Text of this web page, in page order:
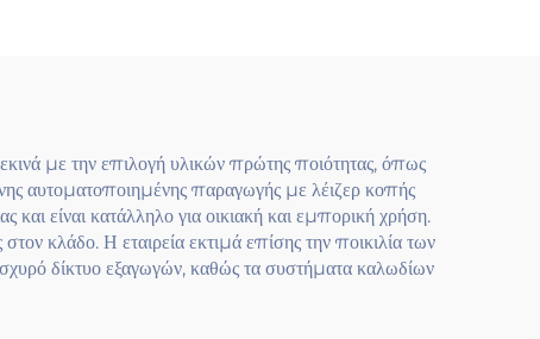
με την επιλογή υλικών πρώτης ποιότητας, όπως
αυτοματοποιημένης παραγωγής με λέιζερ κοπής
είναι κατάλληλο για οικιακή και εμπορική χρήση.
κλάδο. Η εταιρεία εκτιμά επίσης την ποικιλία των
δίκτυο εξαγωγών, καθώς τα συστήματα καλωδίων